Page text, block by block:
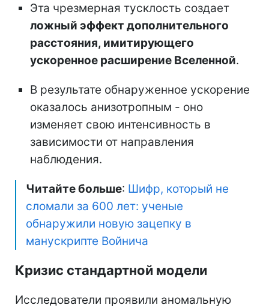
Эта чрезмерная тусклость создает
ложный эффект дополнительного
расстояния, имитирующего
ускоренное расширение Вселенной.
В результате обнаруженное ускорение
оказалось анизотропным - оно
изменяет свою интенсивность в
зависимости от направления
наблюдения.
Читайте больше: Шифр, который не
сломали за 600 лет: ученые
обнаружили новую зацепку в
манускрипте Войнича
Кризис стандартной модели
Исследователи проявили аномальную